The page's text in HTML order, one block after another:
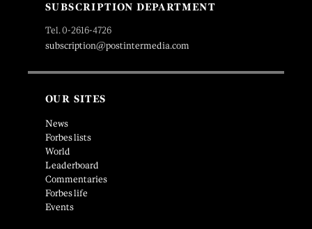
SUBSCRIPTION DEPARTMENT
Tel. 0-2616-4726
subscription@postintermedia.com
OUR SITES
News
Forbes lists
World
Leaderboard
Commentaries
Forbes life
Events